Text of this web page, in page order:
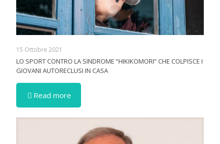
15 Ottobre 2021
LO SPORT CONTRO LA SINDROME “HIKIKOMORI” CHE COLPISCE I
GIOVANI AUTORECLUSI IN CASA
Read more